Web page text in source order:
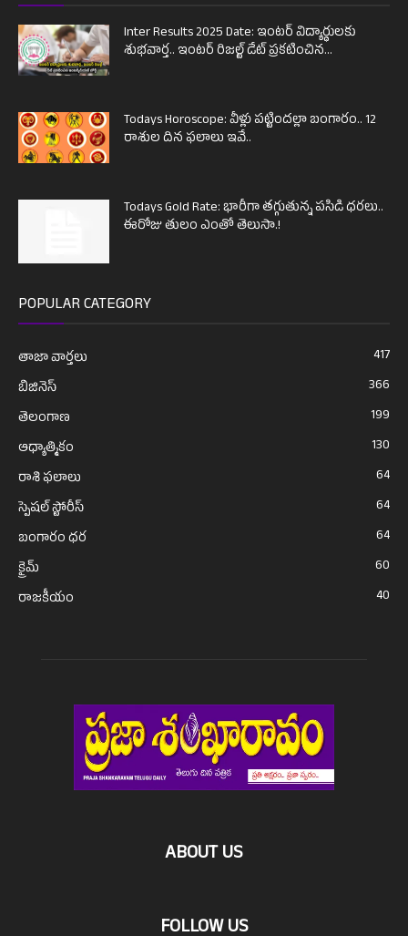
Inter Results 2025 Date: ఇంటర్ విద్యార్థులకు
శుభవార్త.. ఇంటర్ రిజల్ట్ డేట్ ప్రకటించిన...
Todays Horoscope: వీళ్లు పట్టిందల్లా బంగారం.. 12
రాశుల దిన ఫలాలు ఇవే..
Todays Gold Rate: భారీగా తగ్గుతున్న పసిడి ధరలు..
ఈరోజు తులం ఎంతో తెలుసా.!
POPULAR CATEGORY
తాజా వార్తలు
417
బిజినెస్
366
తెలంగాణ
199
ఆధ్యాత్మికం
130
రాశి ఫలాలు
64
స్పెషల్ స్టోరీస్
64
బంగారం ధర
64
క్రైమ్
60
రాజకీయం
40
ABOUT US
FOLLOW US